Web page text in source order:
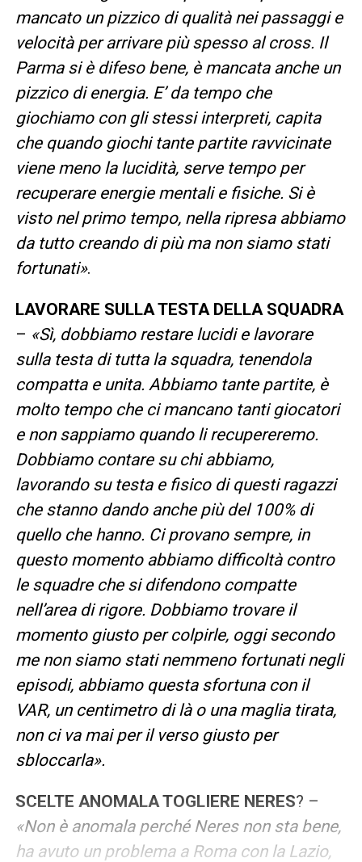
mancato un pizzico di qualità nei passaggi e
velocità per arrivare più spesso al cross. Il
Parma si è difeso bene, è mancata anche un
pizzico di energia. E’ da tempo che
giochiamo con gli stessi interpreti, capita
che quando giochi tante partite ravvicinate
viene meno la lucidità, serve tempo per
recuperare energie mentali e fisiche. Si è
visto nel primo tempo, nella ripresa abbiamo
da tutto creando di più ma non siamo stati
fortunati».
LAVORARE SULLA TESTA DELLA SQUADRA
– «Sì, dobbiamo restare lucidi e lavorare
sulla testa di tutta la squadra, tenendola
compatta e unita. Abbiamo tante partite, è
molto tempo che ci mancano tanti giocatori
e non sappiamo quando li recupereremo.
Dobbiamo contare su chi abbiamo,
lavorando su testa e fisico di questi ragazzi
che stanno dando anche più del 100% di
quello che hanno. Ci provano sempre, in
questo momento abbiamo difficoltà contro
le squadre che si difendono compatte
nell’area di rigore. Dobbiamo trovare il
momento giusto per colpirle, oggi secondo
me non siamo stati nemmeno fortunati negli
episodi, abbiamo questa sfortuna con il
VAR, un centimetro di là o una maglia tirata,
non ci va mai per il verso giusto per
sbloccarla».
SCELTE ANOMALA TOGLIERE NERES? –
«Non è anomala perché Neres non sta bene,
ha avuto un problema a Roma con la Lazio,